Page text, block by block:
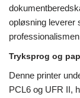
opløsning leverer
Tryksprog og
Denne printer
PCL6 og UFR II,